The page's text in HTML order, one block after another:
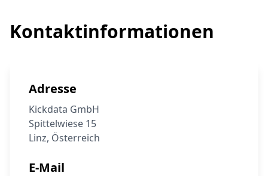
Kontaktinformationen
Adresse
Kickdata GmbH
Spittelwiese 15
Linz, Österreich
E-Mail